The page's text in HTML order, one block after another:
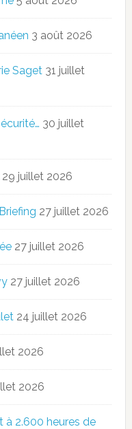
3 août 2026
Saget 31 juillet
30 juillet
29 juillet 2026
27 juillet 2026
27 juillet 2026
27 juillet 2026
24 juillet 2026
2026
2026
à 2.600 heures de